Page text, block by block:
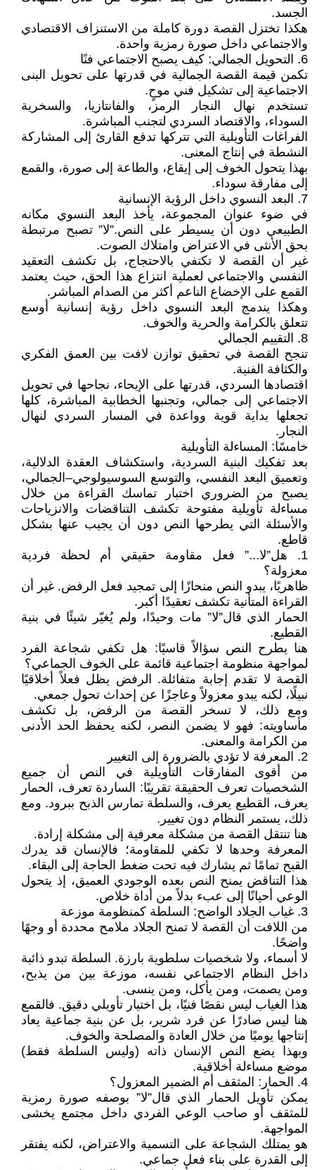
الجسد.
هكذا تختزل القصة دورة كاملة من الاستنزاف الاقتصادي
والاجتماعي داخل صورة رمزية واحدة.
6. التحويل الجمالي: كيف يصبح الاجتماعي فنًا
تكمن قيمة القصة الجمالية في قدرتها على تحويل البنى
الاجتماعية إلى تشكيل فني موحٍ.
تستخدم نهال النجار الرمز، والفانتازيا، والسخرية
السوداء، والاقتصاد السردي لتجنب المباشرة.
الفراغات التأويلية التي تتركها تدفع القارئ إلى المشاركة
النشطة في إنتاج المعنى.
بهذا يتحول الخوف إلى إيقاع، والطاعة إلى صورة، والقمع
إلى مفارقة سوداء.
7. البعد النسوي داخل الرؤية الإنسانية
في ضوء عنوان المجموعة، يأخذ البعد النسوي مكانه
الطبيعي دون أن يسيطر على النص.”لا” تصبح مرتبطة
بحق الأنثى في الاعتراض وامتلاك الصوت.
غير أن القصة لا تكتفي بالاحتجاج، بل تكشف التعقيد
النفسي والاجتماعي لعملية انتزاع هذا الحق، حيث يعتمد
القمع على الإخضاع الناعم أكثر من الصدام المباشر.
وهكذا يندمج البعد النسوي داخل رؤية إنسانية أوسع
تتعلق بالكرامة والحرية والخوف.
8. التقييم الجمالي
تنجح القصة في تحقيق توازن لافت بين العمق الفكري
والكثافة الفنية.
اقتصادها السردي، قدرتها على الإيحاء، نجاحها في تحويل
الاجتماعي إلى جمالي، وتجنبها الخطابية المباشرة، كلها
تجعلها بداية قوية وواعدة في المسار السردي لنهال
النجار.
خامسًا: المساءلة التأويلية
بعد تفكيك البنية السردية، واستكشاف العقدة الدلالية،
وتعميق البعد النفسي، والتوسع السوسيولوجي–الجمالي،
يصبح من الضروري اختبار تماسك القراءة من خلال
مساءلة تأويلية مفتوحة تكشف التناقضات والانزياحات
والأسئلة التي يطرحها النص دون أن يجيب عنها بشكل
قاطع.
1. هل”لا...” فعل مقاومة حقيقي أم لحظة فردية
معزولة؟
ظاهريًا، يبدو النص منحازًا إلى تمجيد فعل الرفض. غير أن
القراءة المتأنية تكشف تعقيدًا أكبر.
الحمار الذي قال”لا” مات وحيدًا، ولم يُغيّر شيئًا في بنية
القطيع.
هنا يطرح النص سؤالاً قاسيًا: هل تكفي شجاعة الفرد
لمواجهة منظومة اجتماعية قائمة على الخوف الجماعي؟
القصة لا تقدم إجابة متفائلة. الرفض يظل فعلاً أخلاقيًا
نبيلًا، لكنه يبدو معزولاً وعاجزًا عن إحداث تحول جمعي.
ومع ذلك، لا تسخر القصة من الرفض، بل تكشف
مأساويته: فهو لا يضمن النصر، لكنه يحفظ الحد الأدنى
من الكرامة والمعنى.
2. المعرفة لا تؤدي بالضرورة إلى التغيير
من أقوى المفارقات التأويلية في النص أن جميع
الشخصيات تعرف الحقيقة تقريبًا: الساردة تعرف، الحمار
يعرف، القطيع يعرف، والسلطة تمارس الذبح ببرود. ومع
ذلك، يستمر النظام دون تغيير.
هنا تنتقل القصة من مشكلة معرفية إلى مشكلة إرادة.
المعرفة وحدها لا تكفي للمقاومة؛ فالإنسان قد يدرك
القبح تمامًا ثم يشارك فيه تحت ضغط الحاجة إلى البقاء.
هذا التناقض يمنح النص بعده الوجودي العميق، إذ يتحول
الوعي أحيانًا إلى عبء بدلاً من أداة خلاص.
3. غياب الجلاد الواضح: السلطة كمنظومة موزعة
من اللافت أن القصة لا تمنح الجلاد ملامح محددة أو وجهًا
واضحًا.
لا أسماء، ولا شخصيات سلطوية بارزة. السلطة تبدو ذائبة
داخل النظام الاجتماعي نفسه، موزعة بين من يذبح،
ومن يصمت، ومن يأكل، ومن ينسى.
هذا الغياب ليس نقصًا فنيًا، بل اختيار تأويلي دقيق. فالقمع
هنا ليس صادرًا عن فرد شرير، بل عن بنية جماعية يعاد
إنتاجها يوميًا من خلال العادة والمصلحة والخوف.
وبهذا يضع النص الإنسان ذاته (وليس السلطة فقط)
موضع مساءلة أخلاقية.
4. الحمار: المثقف أم الضمير المعزول؟
يمكن تأويل الحمار الذي قال”لا” بوصفه صورة رمزية
للمثقف أو صاحب الوعي الفردي داخل مجتمع يخشى
المواجهة.
هو يمتلك الشجاعة على التسمية والاعتراض، لكنه يفتقر
إلى القدرة على بناء فعل جماعي.